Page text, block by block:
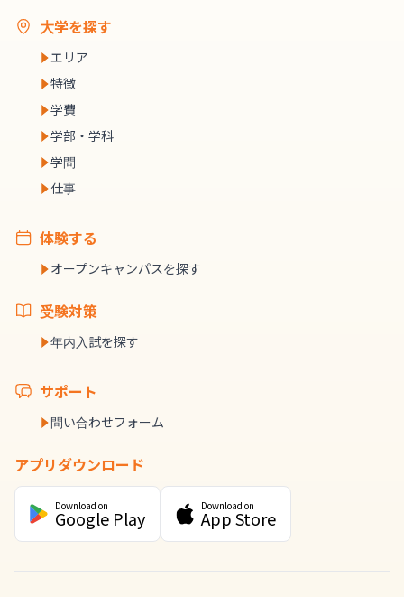
大学を探す
エリア
特徴
学費
学部・学科
学問
仕事
体験する
オープンキャンパスを探す
受験対策
年内入試を探す
サポート
問い合わせフォーム
アプリダウンロード
Download on
Google Play
Download on
App Store